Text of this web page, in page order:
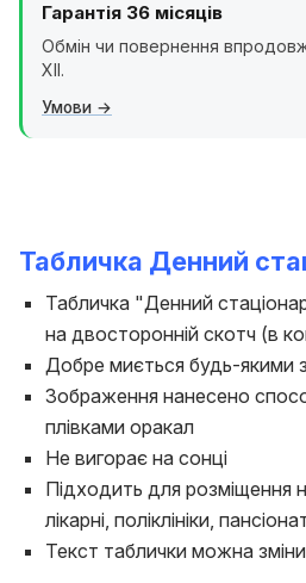
Гарантія 36 місяців
Обмін чи повернення
XII.
Умови
Табличка Денний
Табличка "Денний
на двосторонній скотч (в
Добре миється будь-якими
Зображення нанесено
плівками оракал
Не вигорає на сонці
Підходить для розміщення
лікарні, поліклініки,
Текст таблички можна